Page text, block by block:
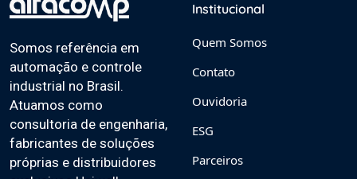
Somos referência em
automação e controle
industrial no Brasil.
Atuamos como
consultoria de engenharia,
fabricantes de soluções
próprias e distribuidores
Institucional
Quem Somos
Contato
Ouvidoria
ESG
Parceiros